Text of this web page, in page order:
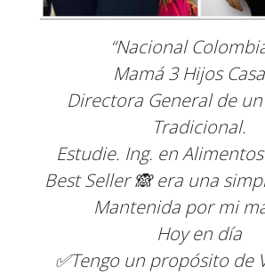
“Nacional
Mamá 3 Hijos
Directora General de
Tradicional.
Estudie. Ing. en
Best Seller 🙈 era una
Mantenida por mi
Hoy en día
✅Tengo un propósito de